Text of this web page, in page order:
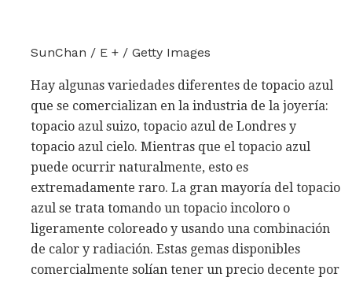
SunChan / E + / Getty Images
Hay algunas variedades diferentes de topacio azul
que se comercializan en la industria de la joyería:
topacio azul suizo, topacio azul de Londres y
topacio azul cielo. Mientras que el topacio azul
puede ocurrir naturalmente, esto es
extremadamente raro. La gran mayoría del topacio
azul se trata tomando un topacio incoloro o
ligeramente coloreado y usando una combinación
de calor y radiación. Estas gemas disponibles
comercialmente solían tener un precio decente por